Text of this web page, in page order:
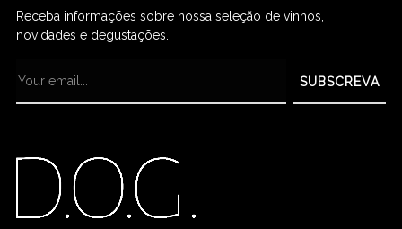
Receba informações sobre nossa seleção de vinhos,
novidades e degustações.
SUBSCREVA